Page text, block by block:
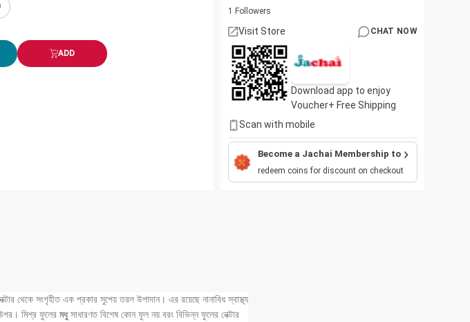
ADD
1 Followers
Visit Store CHAT NOW
Download app to enjoy
Voucher+ Free Shipping
Scan with mobile
Become a Jachai Membership to
redeem coins for discount on checkout
থেকে সংগৃহীত এক প্রকার সুপেয় তরল উপাদান। এর রয়েছে নানাবিধ স্বাস্থ্য
উপর। মিশ্র ফুলের মধু সাধারণত বিশেষ কোন ফুল নয় বরং বিভিন্ন ফুলের নেক্টার